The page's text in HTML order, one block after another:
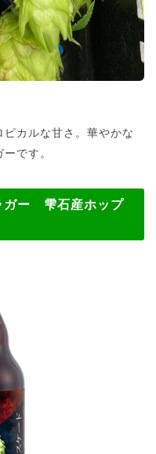
カルな甘さ。華やかな
です。
ガー 雫石産ホップ